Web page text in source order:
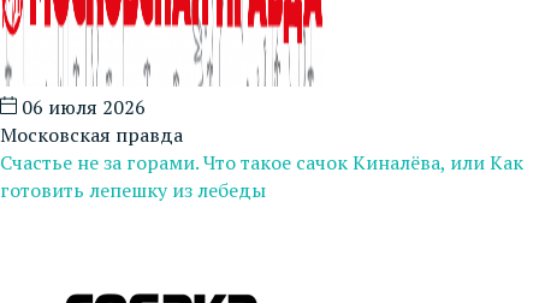
06 июля 2026
Московская правда
Счастье не за горами. Что такое сачок Киналёва, или Как
готовить лепешку из лебеды